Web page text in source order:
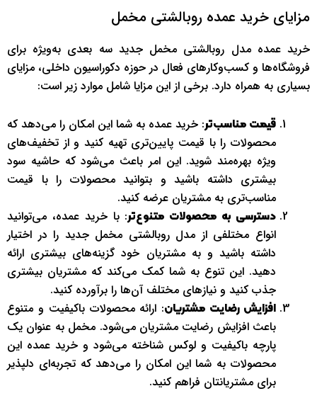
مزایای خرید عمده روبالشتی مخمل
خرید عمده مدل روبالشتی مخمل جدید سه بعدی به‌ویژه برای
فروشگاه‌ها و کسب‌وکارهای فعال در حوزه دکوراسیون داخلی، مزایای
بسیاری به همراه دارد. برخی از این مزایا شامل موارد زیر است:
قیمت مناسب‌تر: خرید عمده به شما این امکان را می‌دهد که
محصولات را با قیمت پایین‌تری تهیه کنید و از تخفیف‌های
ویژه بهره‌مند شوید. این امر باعث می‌شود که حاشیه سود
بیشتری داشته باشید و بتوانید محصولات را با قیمت
مناسب‌تری به مشتریان عرضه کنید.
دسترسی به محصولات متنوع‌تر: با خرید عمده، می‌توانید
انواع مختلفی از مدل روبالشتی مخمل جدید را در اختیار
داشته باشید و به مشتریان خود گزینه‌های بیشتری ارائه
دهید. این تنوع به شما کمک می‌کند که مشتریان بیشتری
جذب کنید و نیازهای مختلف آن‌ها را برآورده کنید.
افزایش رضایت مشتریان: ارائه محصولات باکیفیت و متنوع
باعث افزایش رضایت مشتریان می‌شود. مخمل به عنوان یک
پارچه باکیفیت و لوکس شناخته می‌شود و خرید عمده این
محصولات به شما این امکان را می‌دهد که تجربه‌ای دلپذیر
برای مشتریانتان فراهم کنید.